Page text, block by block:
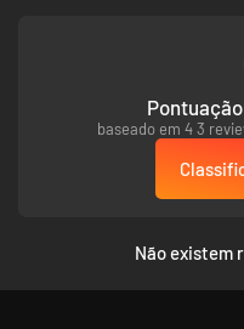
baseado em 4 3
Não existem